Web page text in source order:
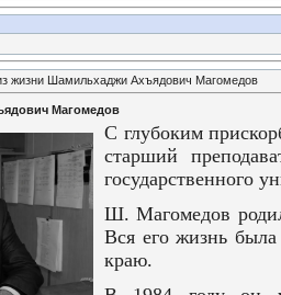
жизни Шамильхаджи Ахъядович Магомедов
Магомедов
С глубоким
старший
государственного
Ш. Магомедов
Вся его жизнь
краю.